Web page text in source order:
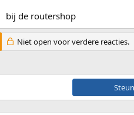
bij de routershop
Niet open voor verdere reacties.